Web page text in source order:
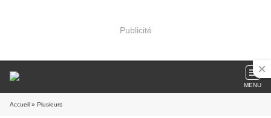
Publicité
MENU
Accueil » Plusieurs